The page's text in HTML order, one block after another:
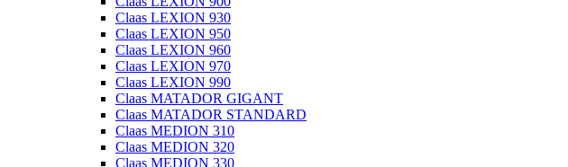
Claas LEXION 930
Claas LEXION 950
Claas LEXION 960
Claas LEXION 970
Claas LEXION 990
Claas MATADOR GIGANT
Claas MATADOR STANDARD
Claas MEDION 310
Claas MEDION 320
Claas MEDION 330